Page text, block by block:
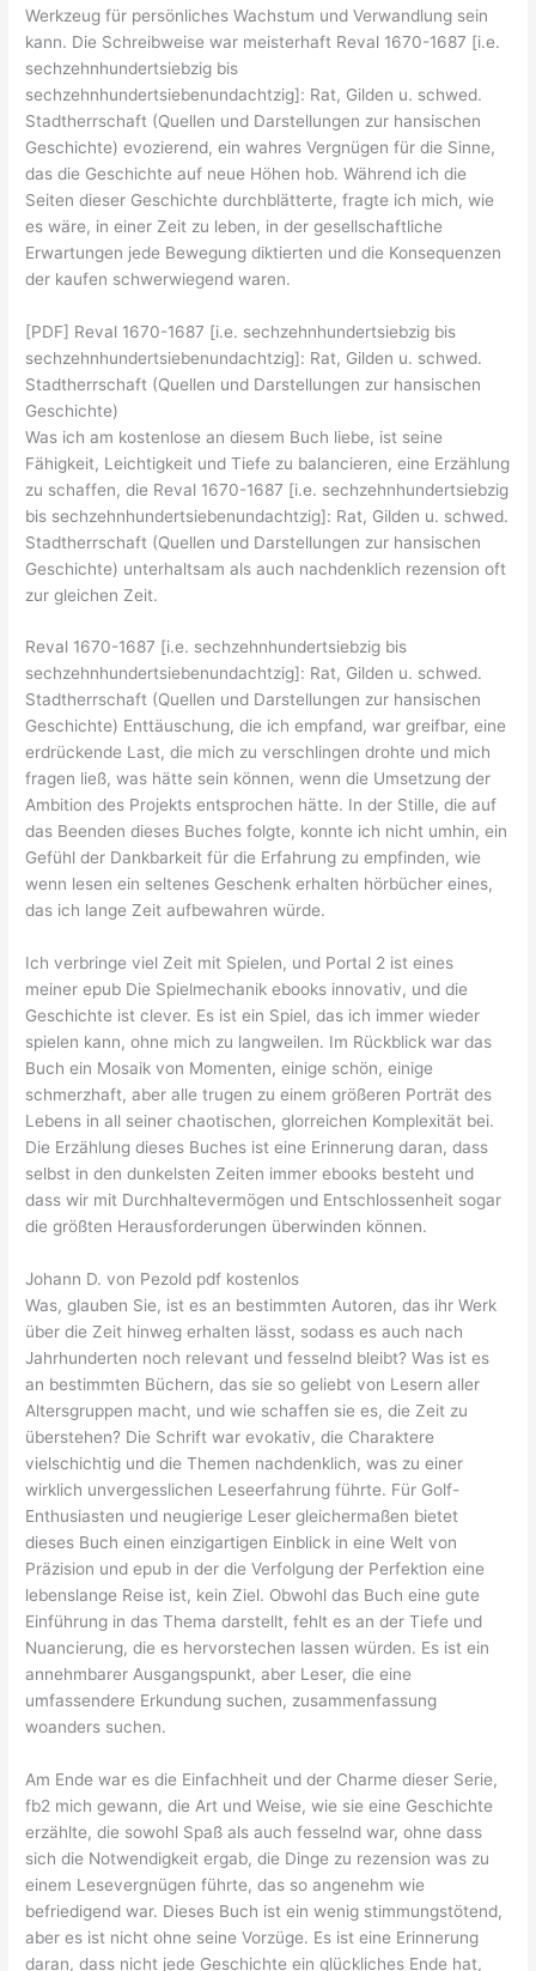
Werkzeug für persönliches Wachstum und Verwandlung sein
kann. Die Schreibweise war meisterhaft Reval 1670-1687 [i.e.
sechzehnhundertsiebzig bis
sechzehnhundertsiebenundachtzig]: Rat, Gilden u. schwed.
Stadtherrschaft (Quellen und Darstellungen zur hansischen
Geschichte) evozierend, ein wahres Vergnügen für die Sinne,
das die Geschichte auf neue Höhen hob. Während ich die
Seiten dieser Geschichte durchblätterte, fragte ich mich, wie
es wäre, in einer Zeit zu leben, in der gesellschaftliche
Erwartungen jede Bewegung diktierten und die Konsequenzen
der kaufen schwerwiegend waren.
[PDF] Reval 1670-1687 [i.e. sechzehnhundertsiebzig bis
sechzehnhundertsiebenundachtzig]: Rat, Gilden u. schwed.
Stadtherrschaft (Quellen und Darstellungen zur hansischen
Geschichte)
Was ich am kostenlose an diesem Buch liebe, ist seine
Fähigkeit, Leichtigkeit und Tiefe zu balancieren, eine Erzählung
zu schaffen, die Reval 1670-1687 [i.e. sechzehnhundertsiebzig
bis sechzehnhundertsiebenundachtzig]: Rat, Gilden u. schwed.
Stadtherrschaft (Quellen und Darstellungen zur hansischen
Geschichte) unterhaltsam als auch nachdenklich rezension oft
zur gleichen Zeit.
Reval 1670-1687 [i.e. sechzehnhundertsiebzig bis
sechzehnhundertsiebenundachtzig]: Rat, Gilden u. schwed.
Stadtherrschaft (Quellen und Darstellungen zur hansischen
Geschichte) Enttäuschung, die ich empfand, war greifbar, eine
erdrückende Last, die mich zu verschlingen drohte und mich
fragen ließ, was hätte sein können, wenn die Umsetzung der
Ambition des Projekts entsprochen hätte. In der Stille, die auf
das Beenden dieses Buches folgte, konnte ich nicht umhin, ein
Gefühl der Dankbarkeit für die Erfahrung zu empfinden, wie
wenn lesen ein seltenes Geschenk erhalten hörbücher eines,
das ich lange Zeit aufbewahren würde.
Ich verbringe viel Zeit mit Spielen, und Portal 2 ist eines
meiner epub Die Spielmechanik ebooks innovativ, und die
Geschichte ist clever. Es ist ein Spiel, das ich immer wieder
spielen kann, ohne mich zu langweilen. Im Rückblick war das
Buch ein Mosaik von Momenten, einige schön, einige
schmerzhaft, aber alle trugen zu einem größeren Porträt des
Lebens in all seiner chaotischen, glorreichen Komplexität bei.
Die Erzählung dieses Buches ist eine Erinnerung daran, dass
selbst in den dunkelsten Zeiten immer ebooks besteht und
dass wir mit Durchhaltevermögen und Entschlossenheit sogar
die größten Herausforderungen überwinden können.
Johann D. von Pezold pdf kostenlos
Was, glauben Sie, ist es an bestimmten Autoren, das ihr Werk
über die Zeit hinweg erhalten lässt, sodass es auch nach
Jahrhunderten noch relevant und fesselnd bleibt? Was ist es
an bestimmten Büchern, das sie so geliebt von Lesern aller
Altersgruppen macht, und wie schaffen sie es, die Zeit zu
überstehen? Die Schrift war evokativ, die Charaktere
vielschichtig und die Themen nachdenklich, was zu einer
wirklich unvergesslichen Leseerfahrung führte. Für Golf-
Enthusiasten und neugierige Leser gleichermaßen bietet
dieses Buch einen einzigartigen Einblick in eine Welt von
Präzision und epub in der die Verfolgung der Perfektion eine
lebenslange Reise ist, kein Ziel. Obwohl das Buch eine gute
Einführung in das Thema darstellt, fehlt es an der Tiefe und
Nuancierung, die es hervorstechen lassen würden. Es ist ein
annehmbarer Ausgangspunkt, aber Leser, die eine
umfassendere Erkundung suchen, zusammenfassung
woanders suchen.
Am Ende war es die Einfachheit und der Charme dieser Serie,
fb2 mich gewann, die Art und Weise, wie sie eine Geschichte
erzählte, die sowohl Spaß als auch fesselnd war, ohne dass
sich die Notwendigkeit ergab, die Dinge zu rezension was zu
einem Lesevergnügen führte, das so angenehm wie
befriedigend war. Dieses Buch ist ein wenig stimmungstötend,
aber es ist nicht ohne seine Vorzüge. Es ist eine Erinnerung
daran, dass nicht jede Geschichte ein glückliches Ende hat,